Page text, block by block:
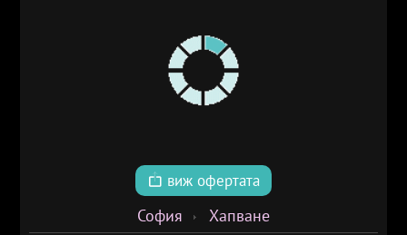
виж офертата
София Хапване